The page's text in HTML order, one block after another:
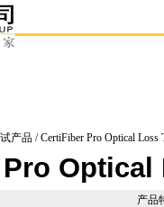
产品 / CertiFiber Pro Optical Loss
Optical
产品